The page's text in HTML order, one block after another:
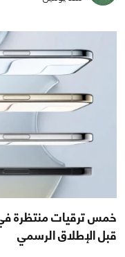
قبل الإطلاق الرسمي